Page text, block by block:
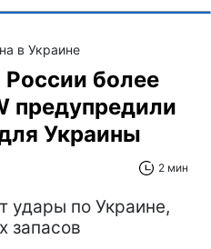
в Украине
более
предупредили
Украины
2 мин
удары по Украине,
запасов